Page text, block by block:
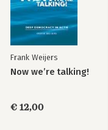
Frank Weijers
Now we’re talking!
€ 12,00